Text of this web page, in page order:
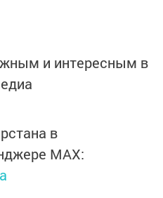
и интересным в
в
MАХ: